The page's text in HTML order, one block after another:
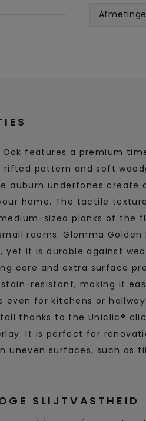
Oak features a premium
rifted pattern and soft
auburn undertones create
home. The tactile
sized planks of the
rooms. Glomma Golden
yet it is durable against
core and extra surface
resistant, making it
even for kitchens or
thanks to the Uniclic®
It is perfect for
uneven surfaces, such as
SLIJTVASTHEID